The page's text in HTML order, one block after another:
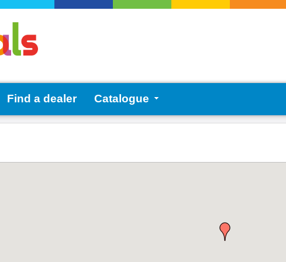
Find a dealer Catalogue